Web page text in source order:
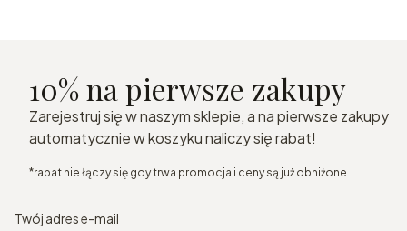
10% na pierwsze zakupy
Zarejestruj się w naszym sklepie, a na pierwsze zakupy
automatycznie w koszyku naliczy się rabat!
*rabat nie łączy się gdy trwa promocja i ceny są już obniżone
Twój adres e-mail